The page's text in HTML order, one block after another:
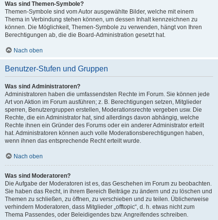
Was sind Themen-Symbole?
Themen-Symbole sind vom Autor ausgewählte Bilder, welche mit einem
Thema in Verbindung stehen können, um dessen Inhalt kennzeichnen zu
können. Die Möglichkeit, Themen-Symbole zu verwenden, hängt von Ihren
Berechtigungen ab, die die Board-Administration gesetzt hat.
Nach oben
Benutzer-Stufen und Gruppen
Was sind Administratoren?
Administratoren haben die umfassendsten Rechte im Forum. Sie können jede
Art von Aktion im Forum ausführen; z. B. Berechtigungen setzen, Mitglieder
sperren, Benutzergruppen erstellen, Moderationsrechte vergeben usw. Die
Rechte, die ein Administrator hat, sind allerdings davon abhängig, welche
Rechte ihnen ein Gründer des Forums oder ein anderer Administrator erteilt
hat. Administratoren können auch volle Moderationsberechtigungen haben,
wenn ihnen das entsprechende Recht erteilt wurde.
Nach oben
Was sind Moderatoren?
Die Aufgabe der Moderatoren ist es, das Geschehen im Forum zu beobachten.
Sie haben das Recht, in ihrem Bereich Beiträge zu ändern und zu löschen und
Themen zu schließen, zu öffnen, zu verschieben und zu teilen. Üblicherweise
verhindern Moderatoren, dass Mitglieder „offtopic“, d. h. etwas nicht zum
Thema Passendes, oder Beleidigendes bzw. Angreifendes schreiben.